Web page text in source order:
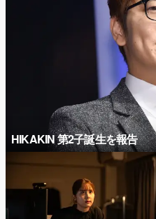
HIKAKIN 第2子誕生を報告